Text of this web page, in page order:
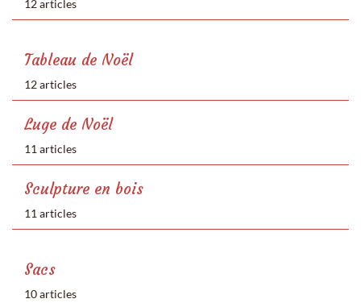
12 articles
Tableau de Noël
12 articles
Luge de Noël
11 articles
Sculpture en bois
11 articles
Sacs
10 articles